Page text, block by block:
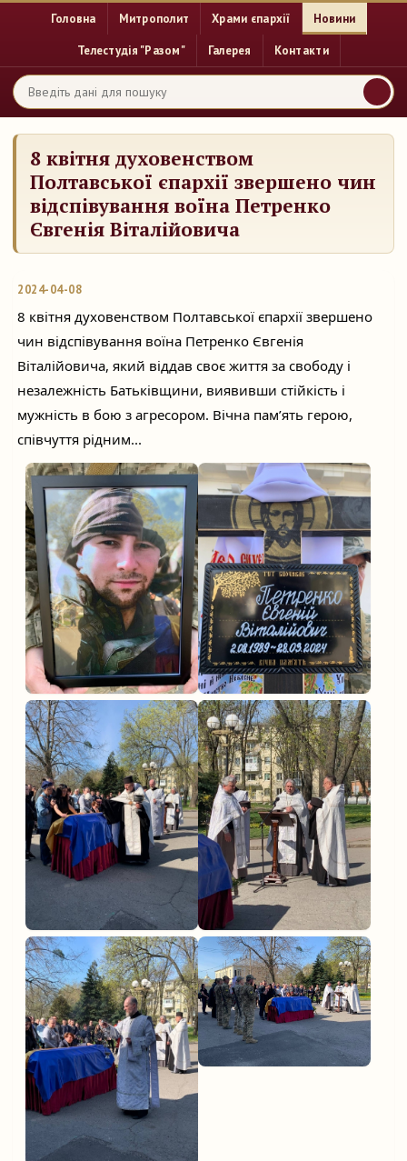
Головна Митрополит Храми єпархії Новини
Телестудія "Разом" Галерея Контакти
8 квітня духовенством
Полтавської єпархії звершено чин
відспівування воїна Петренко
Євгенія Віталійовича
2024-04-08
8 квітня духовенством Полтавської єпархії звершено
чин відспівування воїна Петренко Євгенія
Віталійовича, який віддав своє життя за свободу і
незалежність Батьківщини, виявивши стійкість і
мужність в бою з агресором. Вічна пам’ять герою,
співчуття рідним...